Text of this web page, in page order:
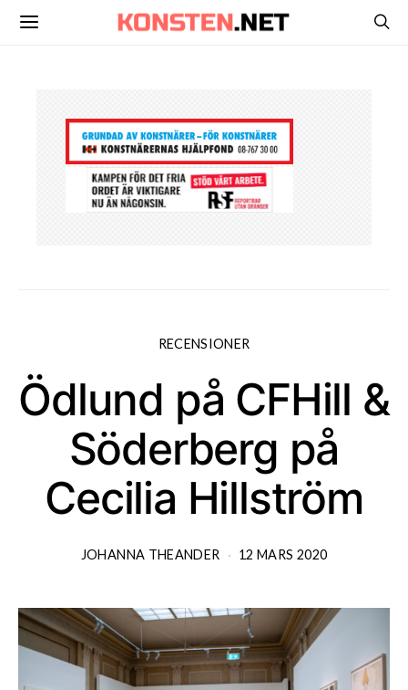
RECENSIONER
Ödlund på CFHill &
Söderberg på
Cecilia Hillström
JOHANNA THEANDER 12 MARS 2020